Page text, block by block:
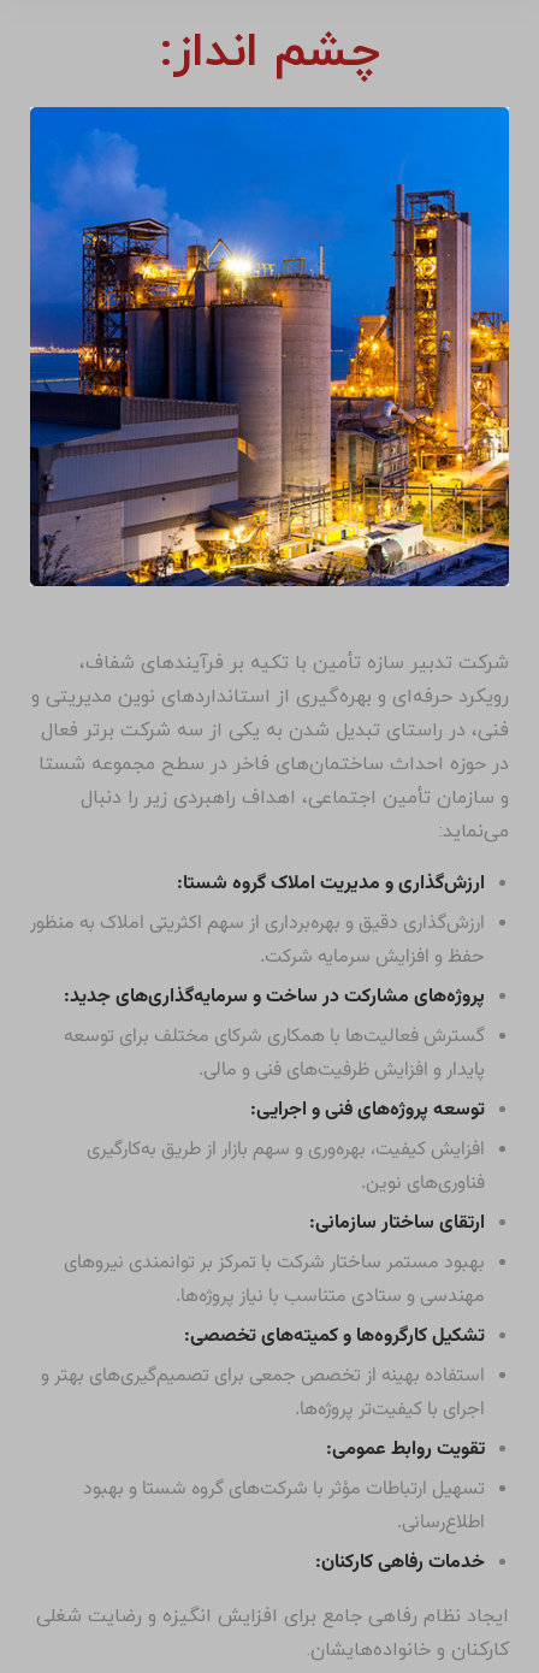
چشم انداز:
شرکت تدبیر سازه تأمین با تکیه بر فرآیندهای شفاف،
رویکرد حرفه‌ای و بهره‌گیری از استانداردهای نوین مدیریتی و
فنی، در راستای تبدیل شدن به یکی از سه شرکت برتر فعال
در حوزه احداث ساختمان‌های فاخر در سطح مجموعه شستا
و سازمان تأمین اجتماعی، اهداف راهبردی زیر را دنبال
می‌نماید:
ارزش‌گذاری و مدیریت املاک گروه شستا:
ارزش‌گذاری دقیق و بهره‌برداری از سهم اکثریتی املاک به منظور
حفظ و افزایش سرمایه شرکت.
پروژه‌های مشارکت در ساخت و سرمایه‌گذاری‌های جدید:
گسترش فعالیت‌ها با همکاری شرکای مختلف برای توسعه
پایدار و افزایش ظرفیت‌های فنی و مالی.
توسعه پروژه‌های فنی و اجرایی:
افزایش کیفیت، بهره‌وری و سهم بازار از طریق به‌کارگیری
فناوری‌های نوین.
ارتقای ساختار سازمانی:
بهبود مستمر ساختار شرکت با تمرکز بر توانمندی نیروهای
مهندسی و ستادی متناسب با نیاز پروژه‌ها.
تشکیل کارگروه‌ها و کمیته‌های تخصصی:
استفاده بهینه از تخصص جمعی برای تصمیم‌گیری‌های بهتر و
اجرای با کیفیت‌تر پروژه‌ها.
تقویت روابط عمومی:
تسهیل ارتباطات مؤثر با شرکت‌های گروه شستا و بهبود
اطلاع‌رسانی.
خدمات رفاهی کارکنان:
ایجاد نظام رفاهی جامع برای افزایش انگیزه و رضایت شغلی
کارکنان و خانواده‌هایشان.